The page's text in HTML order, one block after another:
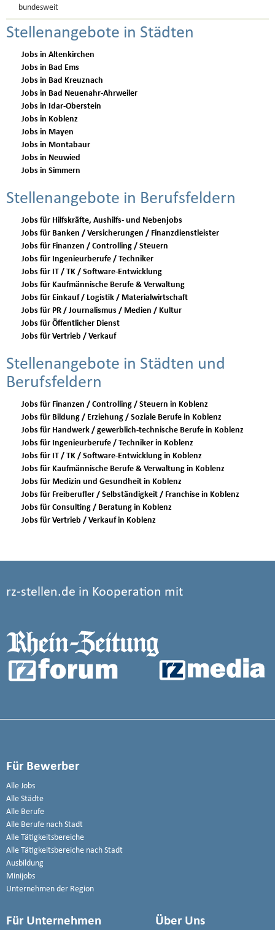
bundesweit
Stellenangebote in Städten
Jobs in Altenkirchen
Jobs in Bad Ems
Jobs in Bad Kreuznach
Jobs in Bad Neuenahr-Ahrweiler
Jobs in Idar-Oberstein
Jobs in Koblenz
Jobs in Mayen
Jobs in Montabaur
Jobs in Neuwied
Jobs in Simmern
Stellenangebote in Berufsfeldern
Jobs für Hilfskräfte, Aushilfs- und Nebenjobs
Jobs für Banken / Versicherungen / Finanzdienstleister
Jobs für Finanzen / Controlling / Steuern
Jobs für Ingenieurberufe / Techniker
Jobs für IT / TK / Software-Entwicklung
Jobs für Kaufmännische Berufe & Verwaltung
Jobs für Einkauf / Logistik / Materialwirtschaft
Jobs für PR / Journalismus / Medien / Kultur
Jobs für Öffentlicher Dienst
Jobs für Vertrieb / Verkauf
Stellenangebote in Städten und
Berufsfeldern
Jobs für Finanzen / Controlling / Steuern in Koblenz
Jobs für Bildung / Erziehung / Soziale Berufe in Koblenz
Jobs für Handwerk / gewerblich-technische Berufe in Koblenz
Jobs für Ingenieurberufe / Techniker in Koblenz
Jobs für IT / TK / Software-Entwicklung in Koblenz
Jobs für Kaufmännische Berufe & Verwaltung in Koblenz
Jobs für Medizin und Gesundheit in Koblenz
Jobs für Freiberufler / Selbständigkeit / Franchise in Koblenz
Jobs für Consulting / Beratung in Koblenz
Jobs für Vertrieb / Verkauf in Koblenz
rz-stellen.de in Kooperation mit
Für Bewerber
Alle Jobs
Alle Städte
Alle Berufe
Alle Berufe nach Stadt
Alle Tätigkeitsbereiche
Alle Tätigkeitsbereiche nach Stadt
Ausbildung
Minijobs
Unternehmen der Region
Für Unternehmen Über Uns